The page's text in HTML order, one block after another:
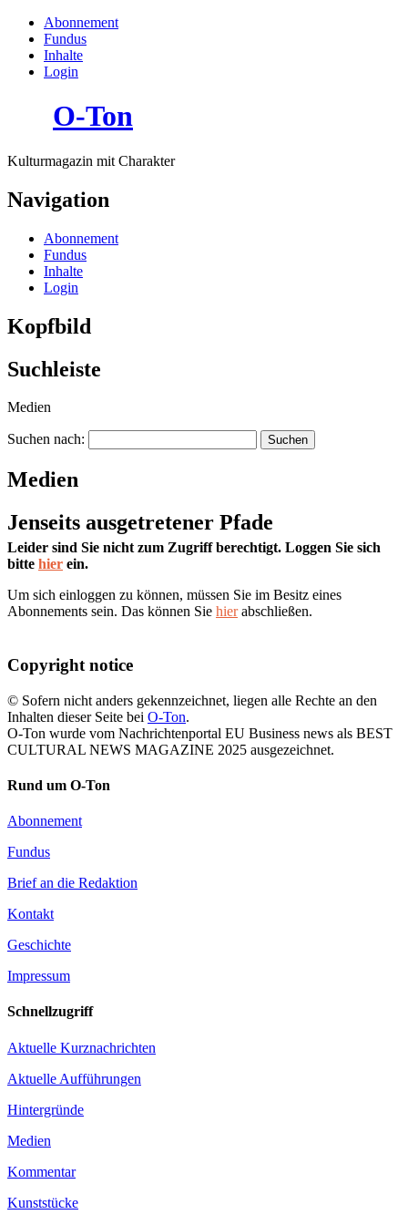
Abonnement
Fundus
Inhalte
Login
O-Ton
Kulturmagazin mit Charakter
Navigation
Abonnement
Fundus
Inhalte
Login
Kopfbild
Suchleiste
Medien
Suchen nach:
Medien
Jenseits ausgetretener Pfade
Leider sind Sie nicht zum Zugriff berechtigt. Loggen Sie sich
bitte hier ein.
Um sich einloggen zu können, müssen Sie im Besitz eines
Abonnements sein. Das können Sie hierabschließen.
Copyright notice
© Sofern nicht anders gekennzeichnet, liegen alle Rechte an den
Inhalten dieser Seite bei O-Ton.
O-Ton wurde vom Nachrichtenportal EU Business news als BEST
CULTURAL NEWS MAGAZINE 2025 ausgezeichnet.
Rund um O-Ton
Abonnement
Fundus
Brief an die Redaktion
Kontakt
Geschichte
Impressum
Schnellzugriff
Aktuelle Kurznachrichten
Aktuelle Aufführungen
Hintergründe
Medien
Kommentar
Kunststücke